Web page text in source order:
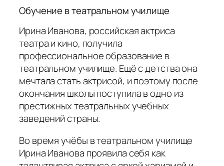
Обучение в театральном училище
Ирина Иванова, российская актриса
театра и кино, получила
профессиональное образование в
театральном училище. Ещё с детства она
мечтала стать актрисой, и поэтому после
окончания школы поступила в одно из
престижных театральных учебных
заведений страны.
Во время учёбы в театральном училище
Ирина Иванова проявила себя как